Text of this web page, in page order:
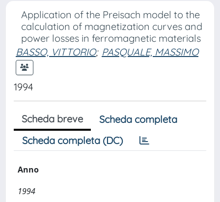
Application of the Preisach model to the
calculation of magnetization curves and
power losses in ferromagnetic materials
BASSO, VITTORIO; PASQUALE, MASSIMO
1994
Scheda breve
Scheda completa
Scheda completa (DC)
Anno
1994